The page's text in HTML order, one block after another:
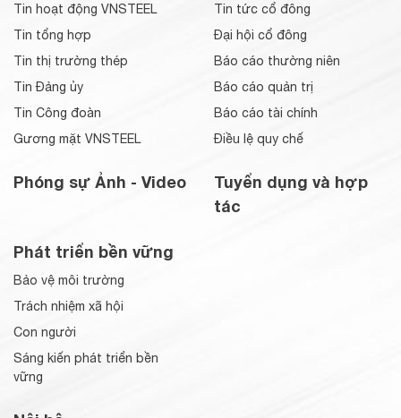
Tin hoạt động VNSTEEL
Tin tổng hợp
Tin thị trường thép
Tin Đảng ủy
Tin Công đoàn
Gương mặt VNSTEEL
Phóng sự Ảnh - Video
Tin tức cổ đông
Đại hội cổ đông
Báo cáo thường niên
Báo cáo quản trị
Báo cáo tài chính
Điều lệ quy chế
Tuyển dụng và hợp
tác
Phát triển bền vững
Bảo vệ môi trường
Trách nhiệm xã hội
Con người
Sáng kiến phát triển bền
vững